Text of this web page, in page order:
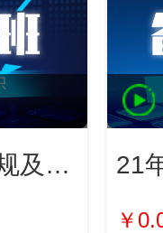
2022年建设工程法规及相关知识 21
￥